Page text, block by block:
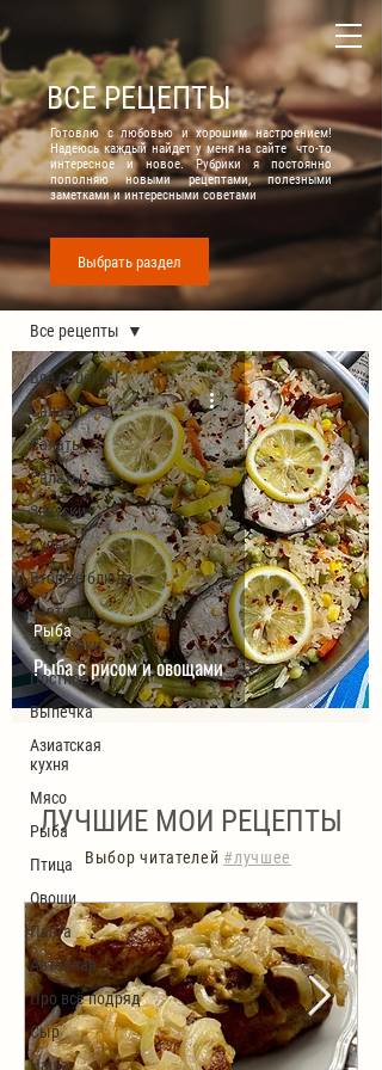
Все рецепты
Все рецепты
Салаты
Салаты
Салаты
Закуски
Супы
Вторые блюда
Завтраки
Заготовки
Постное
Выпечка
Азиатская
кухня
Мясо
Рыба
Птица
Овощи
Паста
Автоклав
Про всё подряд
Сыр
Наша
Все рецепты
Рыба с рисом и овощами
Рыба
ВСЕ РЕЦЕПТЫ
Готовлю с любовью и хорошим настроением!
Надеюсь каждый найдет у меня на сайте что-то
интересное и новое. Рубрики я постоянно
пополняю новыми рецептами, полезными
заметками и интересными советами
Выбрать раздел
ЛУЧШИЕ МОИ РЕЦЕПТЫ
Выбор читателей #лучшее